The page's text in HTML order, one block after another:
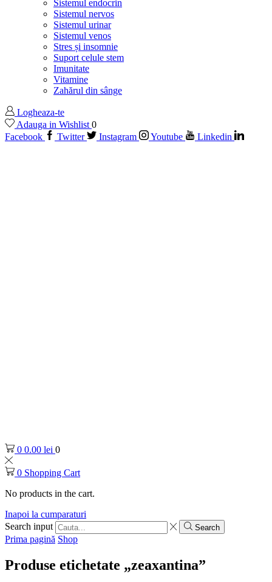
Sistemul endocrin
Sistemul nervos
Sistemul urinar
Sistemul venos
Stres și insomnie
Suport celule stem
Imunitate
Vitamine
Zahărul din sânge
Logheaza-te
Adauga in Wishlist 0
Facebook
Twitter Instagram Youtube Linkedin
0 0.00 lei 0
0 Shopping Cart
No products in the cart.
Inapoi la cumparaturi
Search input
Search
Prima pagină Shop
Produse etichetate „zeaxantina”